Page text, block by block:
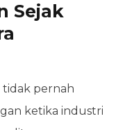
Sejak
tidak pernah
ketika industri